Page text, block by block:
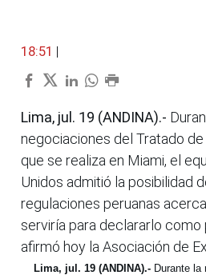
18:51 |
Lima, jul. 19 (ANDINA).-
negociaciones del Tratado
que se realiza en Miami, el
Unidos admitió la posibilidad
regulaciones peruanas
serviría para declararlo
afirmó hoy la Asociación de
Lima, jul. 19 (ANDINA).- Durante la